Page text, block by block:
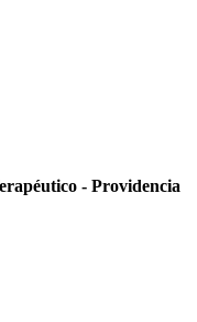
- Providencia